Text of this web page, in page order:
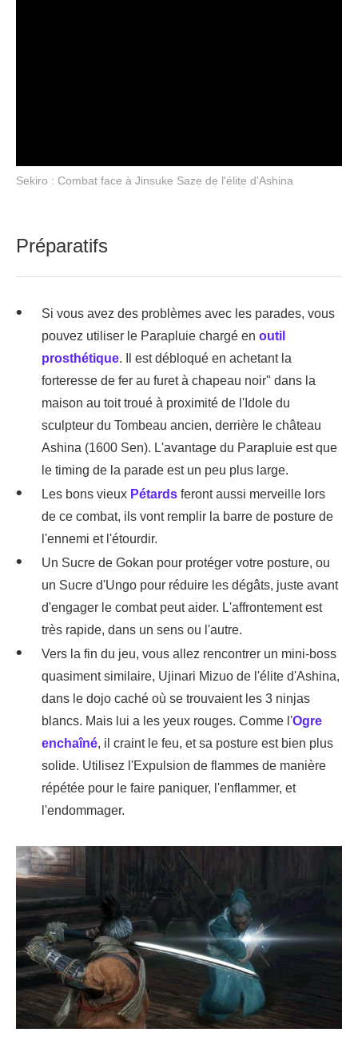
Sekiro : Combat face à Jinsuke Saze de l'élite d'Ashina
Préparatifs
Si vous avez des problèmes avec les parades, vous
pouvez utiliser le Parapluie chargé en outil
prosthétique. Il est débloqué en achetant la
forteresse de fer au furet à chapeau noir" dans la
maison au toit troué à proximité de l'Idole du
sculpteur du Tombeau ancien, derrière le château
Ashina (1600 Sen). L'avantage du Parapluie est que
le timing de la parade est un peu plus large.
Les bons vieux Pétards feront aussi merveille lors
de ce combat, ils vont remplir la barre de posture de
l'ennemi et l'étourdir.
Un Sucre de Gokan pour protéger votre posture, ou
un Sucre d'Ungo pour réduire les dégâts, juste avant
d'engager le combat peut aider. L'affrontement est
très rapide, dans un sens ou l'autre.
Vers la fin du jeu, vous allez rencontrer un mini-boss
quasiment similaire, Ujinari Mizuo de l'élite d'Ashina,
dans le dojo caché où se trouvaient les 3 ninjas
blancs. Mais lui a les yeux rouges. Comme l'Ogre
enchaîné, il craint le feu, et sa posture est bien plus
solide. Utilisez l'Expulsion de flammes de manière
répétée pour le faire paniquer, l'enflammer, et
l'endommager.